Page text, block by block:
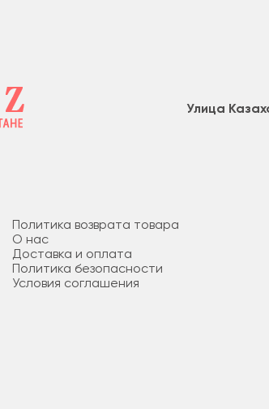
Улица
Политика возврата товара
О нас
Доставка и оплата
Политика безопасности
Условия соглашения